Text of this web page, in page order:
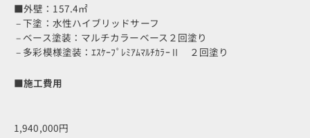
■外壁：157.4㎡
– 下塗：水性ハイブリッドサーフ
– ベース塗装：マルチカラーベース２回塗り
– 多彩模様塗装：ｴｽｹｰﾌﾟﾚﾐｱﾑﾏﾙﾁｶﾗｰⅡ ２回塗り
■施工費用
1,940,000円